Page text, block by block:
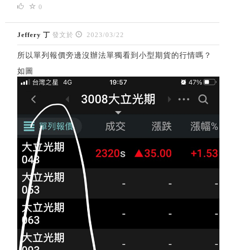
0
Jeffery 丁 發文於 2023/03/22
所以單列報價旁邊沒辦法單獨看到小型期貨的行情嗎？
如圖